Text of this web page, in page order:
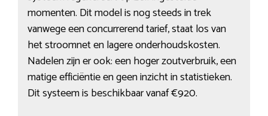
momenten. Dit model is nog steeds in trek
vanwege een concurrerend tarief, staat los van
het stroomnet en lagere onderhoudskosten.
Nadelen zijn er ook: een hoger zoutverbruik, een
matige efficiëntie en geen inzicht in statistieken.
Dit systeem is beschikbaar vanaf €920.